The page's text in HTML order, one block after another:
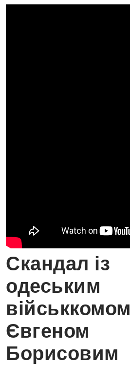
Скандал із
одеським
військкомом
Євгеном
Борисовим